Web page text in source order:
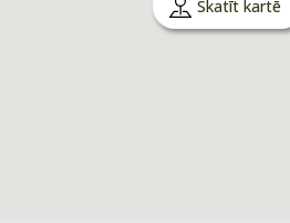
Skatīt kartē